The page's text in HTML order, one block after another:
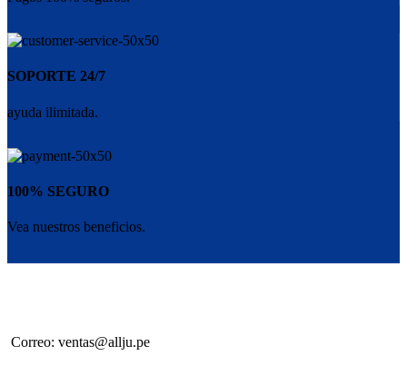
SOPORTE 24/7
ayuda ilimitada.
100% SEGURO
Vea nuestros beneficios.
Correo: ventas@allju.pe